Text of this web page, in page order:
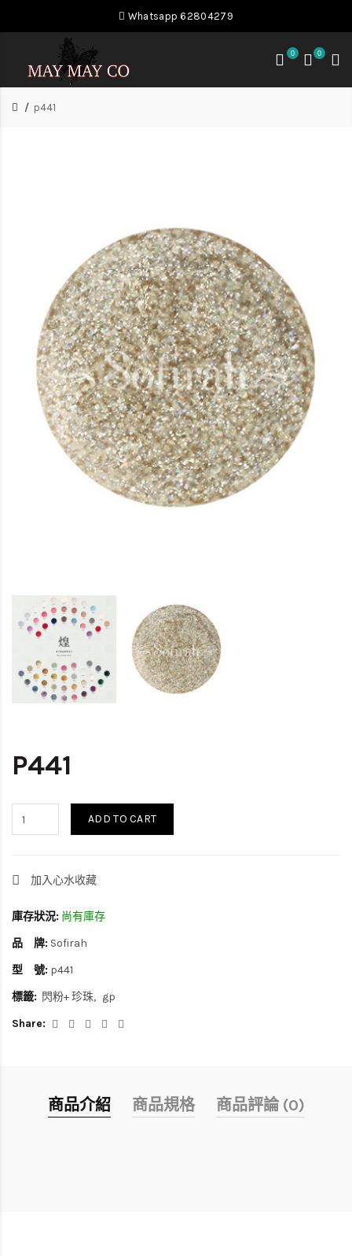
Whatsapp 62804279
0 0
p441
P441
ADD TO CART
加入心水收藏
庫存狀況: 尚有庫存
品 牌: Sofirah
型 號: p441
標籤: 閃粉+ 珍珠
gp
Share:
商品介紹 商品規格 商品評論 (0)